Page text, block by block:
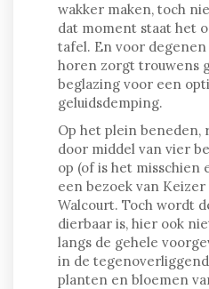
wakker maken, toch
dat moment staat het
tafel. En voor
horen zorgt trouwens
beglazing voor een
geluidsdemping.
Op het plein
door middel van vier
op (of is het misschien
een bezoek van
Walcourt. Toch wordt
dierbaar is, hier ook
langs de gehele
in de
planten en bloemen